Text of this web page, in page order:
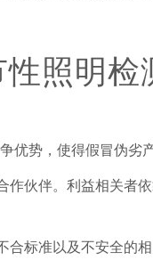
照明检
势，使得假冒伪劣产
伙伴。利益相关者
标准以及不安全的